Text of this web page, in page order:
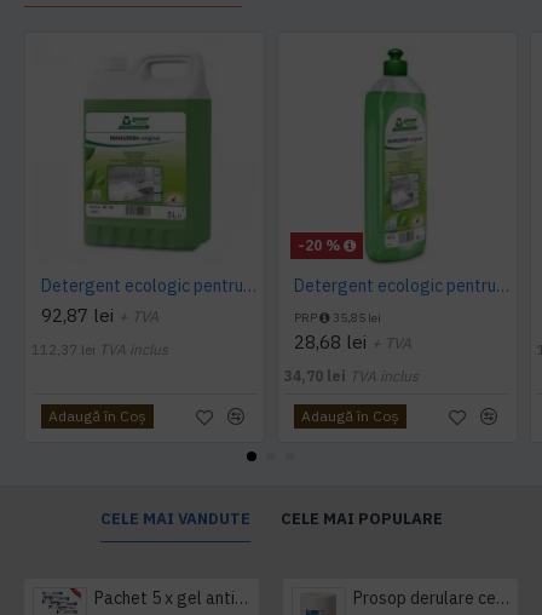
Detergent ecologic pentru vase, MANUDISH original, 5L
92,87 lei + TVA
112,37 lei TVA inclus
Adaugă în Coş
-20 %
Detergent ecologic pentru vase, MANUDISH original, 1L
PRP 35,85 lei
28,68 lei + TVA
34,70 lei TVA inclus
Adaugă în Coş
CELE MAI VANDUTE CELE MAI POPULARE
Pachet 5 x gel antibacterian 50ml si 3 x Servetele antibacteriene 48 buc Hygienium Prosop derulare centrala 1 pliu, 300 m Tork